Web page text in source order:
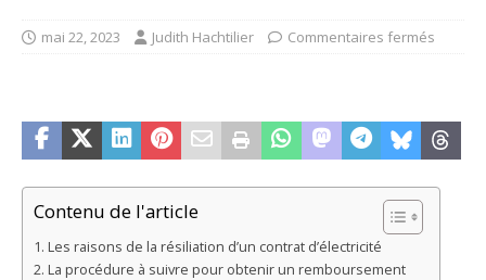
mai 22, 2023 Judith Hachtilier Commentaires fermés
Contenu de l'article
Les raisons de la résiliation d’un contrat d’électricité
La procédure à suivre pour obtenir un remboursement